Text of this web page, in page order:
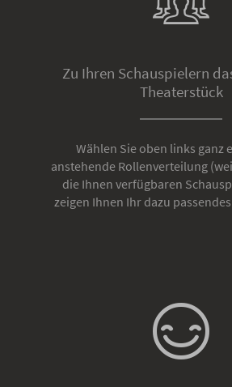
Zu Ihren Schauspielern
Theaterstück
Wählen Sie oben links ganz
anstehende Rollenverteilung
die Ihnen verfügbaren
zeigen Ihnen Ihr dazu